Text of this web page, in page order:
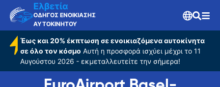
FreiburgΕλβετία
ΟΔΗΓΟΣ ΕΝΟΙΚΙΑΣΗΣ
ΑΥΤΟΚΙΝΗΤΟΥ
Έως και 20% έκπτωση σε ενοικιαζόμενα αυτοκίνητα
σε όλο τον κόσμο Αυτή η προσφορά ισχύει μέχρι το 11
Αυγούστου 2026 - εκμεταλλευτείτε την σήμερα!